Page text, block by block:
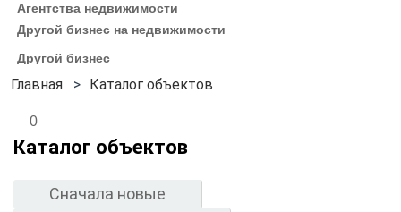
Агентства недвижимости
Другой бизнес на недвижимости
Другой бизнес
Каталог объектов
0
Каталог объектов
Сначала новые